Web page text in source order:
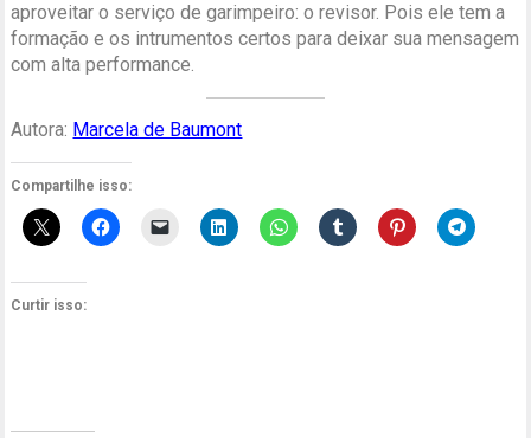
aproveitar o serviço de garimpeiro: o revisor. Pois ele tem a
formação e os intrumentos certos para deixar sua mensagem
com alta performance.
Autora: Marcela de Baumont
Compartilhe isso:
Curtir isso: